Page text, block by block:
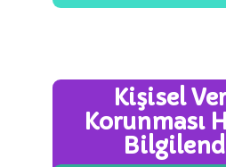
Kişisel
Korunması